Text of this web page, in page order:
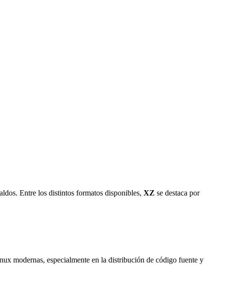
Entre los distintos formatos disponibles, XZ se destaca por
modernas, especialmente en la distribución de código fuente y